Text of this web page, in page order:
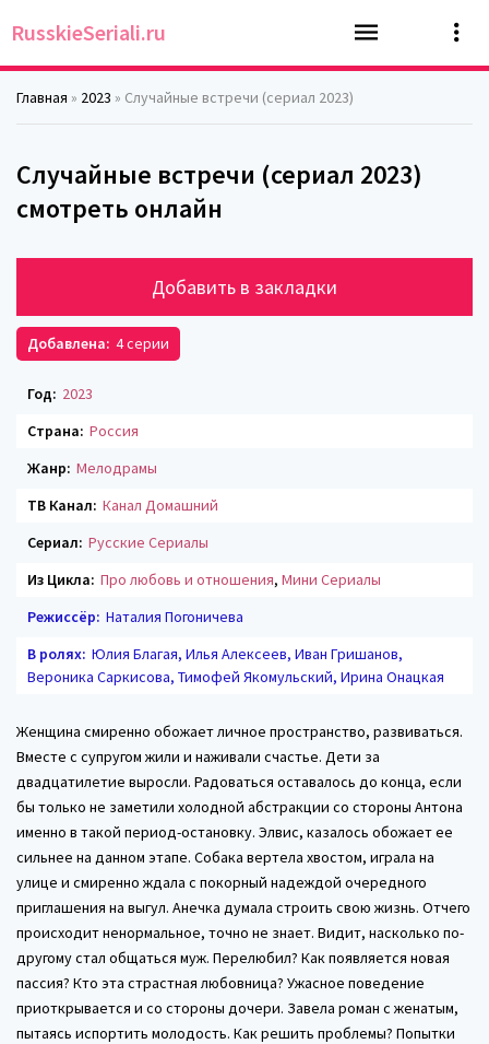
RusskieSeriali.ru
Главная » 2023 » Случайные встречи (сериал 2023)
Случайные встречи (сериал 2023)
смотреть онлайн
Добавить в закладки
Добавлена: 4 серии
Год: 2023
Страна: Россия
Жанр: Мелодрамы
ТВ Канал: Канал Домашний
Сериал: Русские Сериалы
Из Цикла: Про любовь и отношения, Мини Сериалы
Режиссёр: Наталия Погоничева
В ролях: Юлия Благая, Илья Алексеев, Иван Гришанов,
Вероника Саркисова, Тимофей Якомульский, Ирина Онацкая
Женщина смиренно обожает личное пространство, развиваться.
Вместе с супругом жили и наживали счастье. Дети за
двадцатилетие выросли. Радоваться оставалось до конца, если
бы только не заметили холодной абстракции со стороны Антона
именно в такой период-остановку. Элвис, казалось обожает ее
сильнее на данном этапе. Собака вертела хвостом, играла на
улице и смиренно ждала с покорный надеждой очередного
приглашения на выгул. Анечка думала строить свою жизнь. Отчего
происходит ненормальное, точно не знает. Видит, насколько по-
другому стал общаться муж. Перелюбил? Как появляется новая
пассия? Кто эта страстная любовница? Ужасное поведение
приоткрывается и со стороны дочери. Завела роман с женатым,
пытаясь испортить молодость. Как решить проблемы? Попытки